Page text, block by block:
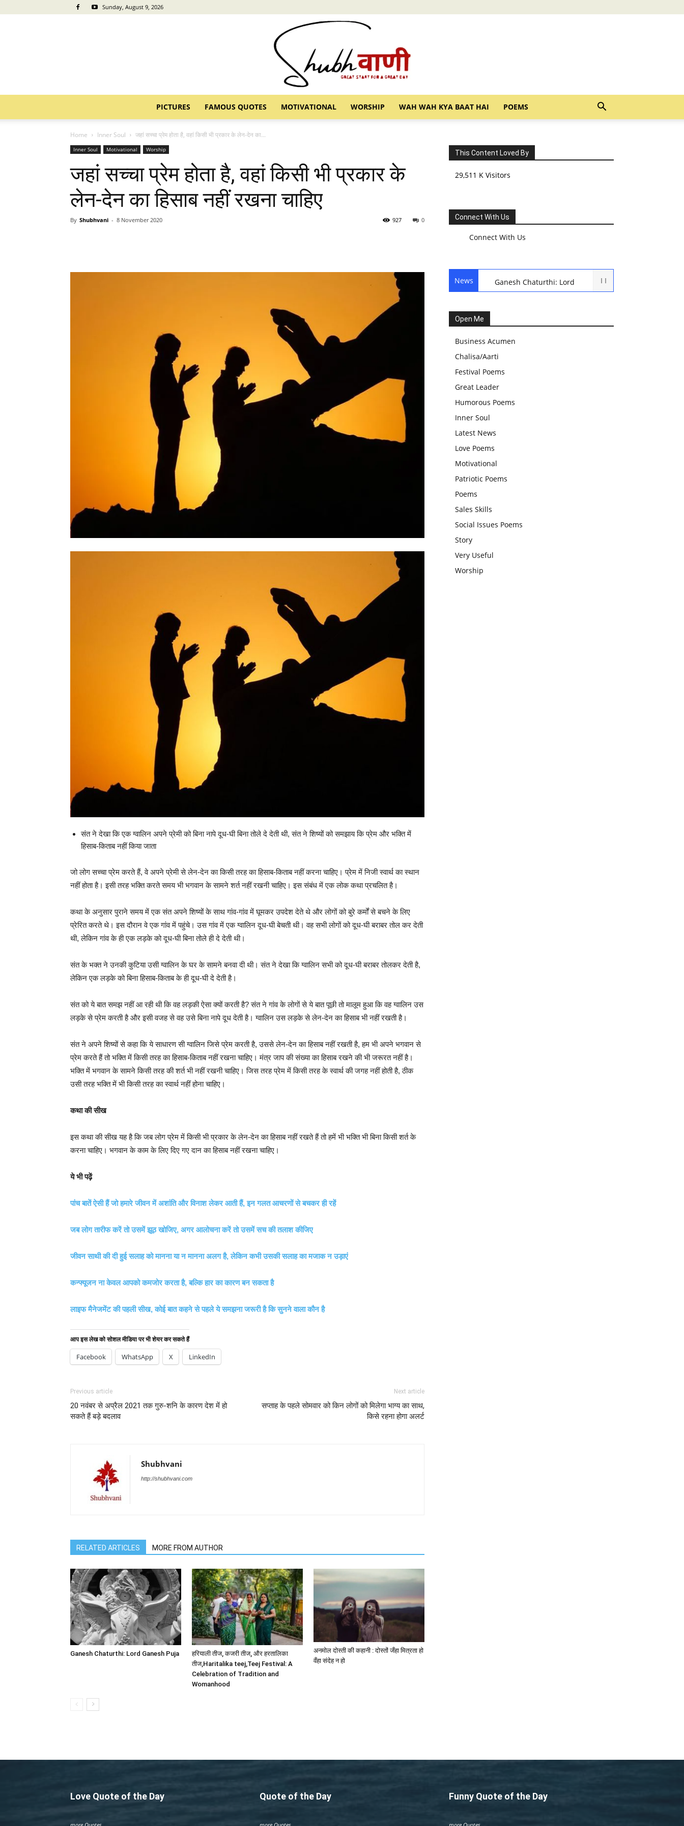
Sunday, August 9, 2026
PICTURES FAMOUS QUOTES MOTIVATIONAL WORSHIP WAH WAH KYA BAAT HAI POEMS
Home Inner Soul जहां सच्चा प्रेम होता है, वहां किसी भी प्रकार के लेन-देन का...
Inner Soul Motivational Worship
जहां सच्चा प्रेम होता है, वहां किसी भी प्रकार के
लेन-देन का हिसाब नहीं रखना चाहिए
By Shubhvani - 8 November 2020 0
927
संत ने देखा कि एक ग्वालिन अपने प्रेमी को बिना नापे दूध-घी बिना तोले दे देती थी, संत ने शिष्यों को समझाय कि प्रेम और भक्ति में
हिसाब-किताब नहीं किया जाता
जो लोग सच्चा प्रेम करते हैं, वे अपने प्रेमी से लेन-देन का किसी तरह का हिसाब-किताब नहीं करना चाहिए। प्रेम में निजी स्वार्थ का स्थान
नहीं होता है। इसी तरह भक्ति करते समय भी भगवान के सामने शर्त नहीं रखनी चाहिए। इस संबंध में एक लोक कथा प्रचलित है।
कथा के अनुसार पुराने समय में एक संत अपने शिष्यों के साथ गांव-गांव में घूमकर उपदेश देते थे और लोगों को बुरे कर्मों से बचने के लिए
प्रेरित करते थे। इस दौरान वे एक गांव में पहुंचे। उस गांव में एक ग्वालिन दूध-घी बेचती थी। वह सभी लोगों को दूध-घी बराबर तोल कर देती
थी, लेकिन गांव के ही एक लड़के को दूध-घी बिना तोले ही दे देती थी।
संत के भक्त ने उनकी कुटिया उसी ग्वालिन के घर के सामने बनवा दी थी। संत ने देखा कि ग्वालिन सभी को दूध-घी बराबर तोलकर देती है,
लेकिन एक लड़के को बिना हिसाब-किताब के ही दूध-घी दे देती है।
संत को ये बात समझ नहीं आ रही थी कि वह लड़की ऐसा क्यों करती है? संत ने गांव के लोगों से ये बात पूछी तो मालूम हुआ कि वह ग्वालिन उस
लड़के से प्रेम करती है और इसी वजह से वह उसे बिना नापे दूध देती है। ग्वालिन उस लड़के से लेन-देन का हिसाब भी नहीं रखती है।
संत ने अपने शिष्यों से कहा कि ये साधारण सी ग्वालिन जिसे प्रेम करती है, उससे लेन-देन का हिसाब नहीं रखती है, हम भी अपने भगवान से
प्रेम करते हैं तो भक्ति में किसी तरह का हिसाब-किताब नहीं रखना चाहिए। मंत्र जाप की संख्या का हिसाब रखने की भी जरूरत नहीं है।
भक्ति में भगवान के सामने किसी तरह की शर्त भी नहीं रखनी चाहिए। जिस तरह प्रेम में किसी तरह के स्वार्थ की जगह नहीं होती है, ठीक
उसी तरह भक्ति में भी किसी तरह का स्वार्थ नहीं होना चाहिए।
कथा की सीख
इस कथा की सीख यह है कि जब लोग प्रेम में किसी भी प्रकार के लेन-देन का हिसाब नहीं रखते हैं तो हमें भी भक्ति भी बिना किसी शर्त के
करना चाहिए। भगवान के काम के लिए दिए गए दान का हिसाब नहीं रखना चाहिए।
ये भी पढ़ें
पांच बातें ऐसी हैं जो हमारे जीवन में अशांति और विनाश लेकर आती हैं, इन गलत आचरणों से बचकर ही रहें
जब लोग तारीफ करें तो उसमें झूठ खोजिए, अगर आलोचना करें तो उसमें सच की तलाश कीजिए
जीवन साथी की दी हुई सलाह को मानना या न मानना अलग है, लेकिन कभी उसकी सलाह का मजाक न उड़ाएं
कन्फ्यूजन ना केवल आपको कमजोर करता है, बल्कि हार का कारण बन सकता है
लाइफ मैनेजमेंट की पहली सीख, कोई बात कहने से पहले ये समझना जरूरी है कि सुनने वाला कौन है
आप इस लेख को सोशल मीडिया पर भी शेयर कर सकते हैं
Facebook WhatsApp X LinkedIn
Previous article
20 नवंबर से अप्रैल 2021 तक गुरु-शनि के कारण देश में हो
सकते हैं बड़े बदलाव
Next article
सप्ताह के पहले सोमवार को किन लोगों को मिलेगा भाग्य का साथ,
किसे रहना होगा अलर्ट
Shubhvani
http://shubhvani.com
RELATED ARTICLES MORE FROM AUTHOR
Ganesh Chaturthi: Lord Ganesh Puja
हरियाली तीज, कजरी तीज, और हरतालिका
तीज,Haritalika teej,Teej Festival: A
Celebration of Tradition and
Womanhood
अनमोल दोस्ती की कहानी : दोस्तों जँहा मित्रता हो
वँहा संदेह न हो
This Content Loved By
29,511 K Visitors
Connect With Us
Connect With Us
News
Ganesh Chaturthi: Lord
हरतालिका तीज,Haritalika
teej,Teej Festival: A
Celebration of Tradition and
Womanhood
स्वामी अवधेशानंद जी गिरि के जीवन
सूत्र:किन चीजों के कारण लोग अशांत
आज का जीवन मंत्र:महिलाएं पुरुषों से
चाहिए और उन्हें पूजनीय दृष्टि से देखना
चाहिए
महिलाएं, करती हैं देवी सावित्री और
Open Me
Business Acumen
Chalisa/Aarti
Festival Poems
Great Leader
Humorous Poems
Inner Soul
Latest News
Love Poems
Motivational
Patriotic Poems
Poems
Sales Skills
Social Issues Poems
Story
Very Useful
Worship
Love Quote of the Day Quote of the Day Funny Quote of the Day